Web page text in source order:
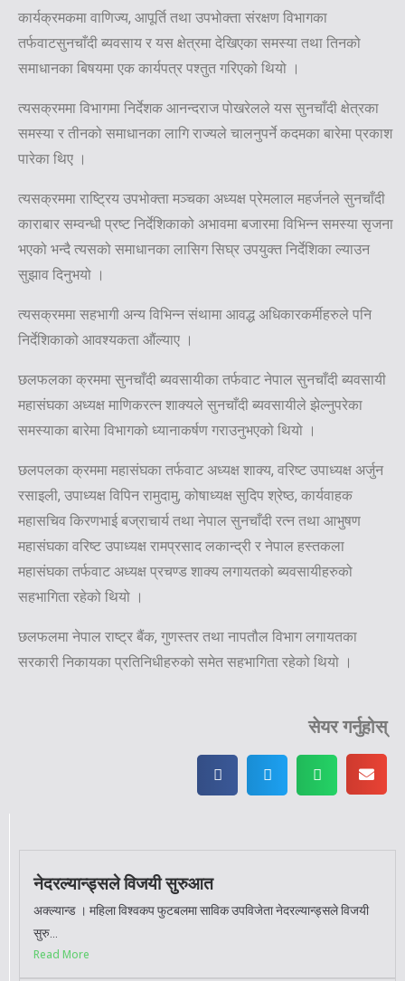
कार्यक्रमकमा वाणिज्य, आपूर्ति तथा उपभोक्ता संरक्षण विभागका
तर्फवाटसुनचाँदी ब्यवसाय र यस क्षेत्रमा देखिएका समस्या तथा तिनको
समाधानका बिषयमा एक कार्यपत्र पश्तुत गरिएको थियो ।
त्यसक्रममा विभागमा निर्देशक आनन्दराज पोखरेलले यस सुनचाँदी क्षेत्रका
समस्या र तीनको समाधानका लागि राज्यले चालनुपर्ने कदमका बारेमा प्रकाश
पारेका थिए ।
त्यसक्रममा राष्ट्रिय उपभोक्ता मञ्चका अध्यक्ष प्रेमलाल महर्जनले सुनचाँदी
काराबार सम्वन्धी प्रष्ट निर्देशिकाको अभावमा बजारमा विभिन्न समस्या सृजना
भएको भन्दै त्यसको समाधानका लासिग सिघ्र उपयुक्त निर्देशिका ल्याउन
सुझाव दिनुभयो ।
त्यसक्रममा सहभागी अन्य विभिन्न संथामा आवद्ध अधिकारकर्मीहरुले पनि
निर्देशिकाको आवश्यकता औंल्याए ।
छलफलका क्रममा सुनचाँदी ब्यवसायीका तर्फवाट नेपाल सुनचाँदी ब्यवसायी
महासंघका अध्यक्ष माणिकरत्न शाक्यले सुनचाँदी ब्यवसायीले झेल्नुपरेका
समस्याका बारेमा विभागको ध्यानाकर्षण गराउनुभएको थियो ।
छलपलका क्रममा महासंघका तर्फवाट अध्यक्ष शाक्य, वरिष्ट उपाध्यक्ष अर्जुन
रसाइली, उपाध्यक्ष विपिन रामुदामु, कोषाध्यक्ष सुदिप श्रेष्ठ, कार्यवाहक
महासचिव किरणभाई बज्राचार्य तथा नेपाल सुनचाँदी रत्न तथा आभुषण
महासंघका वरिष्ट उपाध्यक्ष रामप्रसाद लकान्द्री र नेपाल हस्तकला
महासंघका तर्फवाट अध्यक्ष प्रचण्ड शाक्य लगायतको ब्यवसायीहरुको
सहभागिता रहेको थियो ।
छलफलमा नेपाल राष्ट्र बैंक, गुणस्तर तथा नापतौल विभाग लगायतका
सरकारी निकायका प्रतिनिधीहरुको समेत सहभागिता रहेको थियो ।
सेयर गर्नुहोस्
नेदरल्यान्ड्सले विजयी सुरुआत
अक्ल्यान्ड । महिला विश्वकप फुटबलमा साविक उपविजेता नेदरल्यान्ड्सले विजयी
सुरु...
Read More